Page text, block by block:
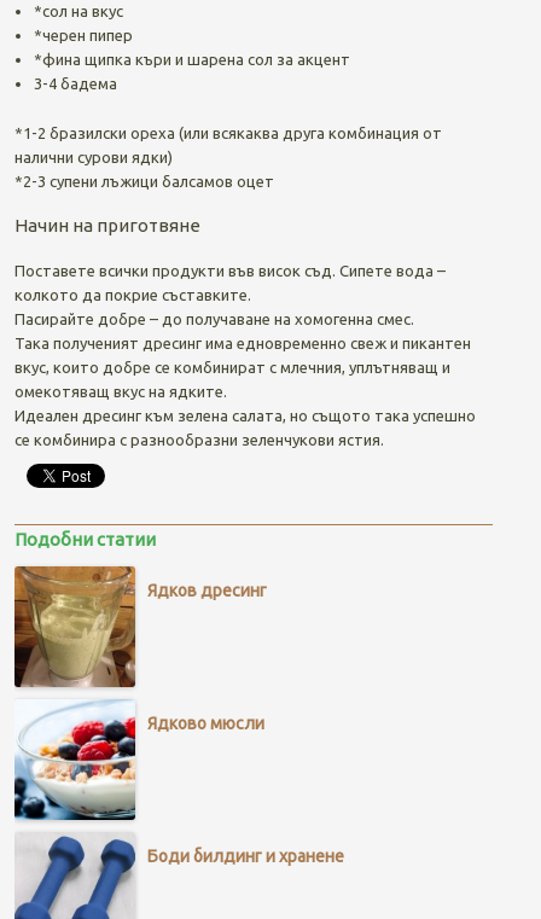
*сол на вкус
*черен пипер
*фина щипка къри и шарена сол за акцент
3-4 бадема
*1-2 бразилски ореха (или всякаква друга комбинация от
налични сурови ядки)
*2-3 супени лъжици балсамов оцет
Начин на приготвяне
Поставете всички продукти във висок съд. Сипете вода –
колкото да покрие съставките.
Пасирайте добре – до получаване на хомогенна смес.
Така полученият дресинг има едновременно свеж и пикантен
вкус, които добре се комбинират с млечния, уплътняващ и
омекотяващ вкус на ядките.
Идеален дресинг към зелена салата, но същото така успешно
се комбинира с разнообразни зеленчукови ястия.
Подобни статии
Ядков дресинг
Ядково мюсли
Боди билдинг и хранене